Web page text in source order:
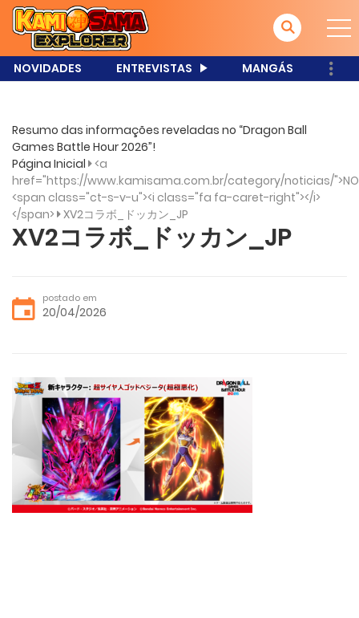
NOVIDADES ENTREVISTAS MANGÁS
Resumo das informações reveladas no “Dragon Ball
Games Battle Hour 2026”!
Página Inicial <a
href="https://www.kamisama.com.br/category/noticias/
<span class="ct-s-v-u"><i class="fa fa-caret-right"></i>
</span> XV2コラボ_ドッカン_JP
XV2コラボ_ドッカン_JP
postado em
20/04/2026